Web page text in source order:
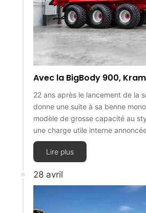
Avec la BigBody 900,
22 ans après le lancement de la
donne une suite à sa benne
modèle de grosse capacité au
une charge utile interne
Lire plus
28 avril